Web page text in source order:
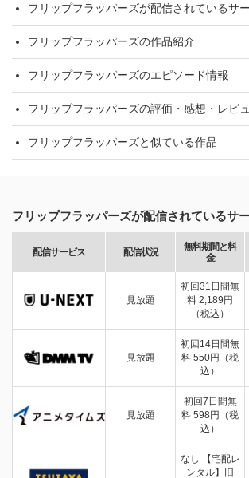
フリップフラッパーズが配信されているサ
フリップフラッパーズの作品紹介
フリップフラッパーズのエピソード情報
フリップフラッパーズの評価・感想・レビ
フリップフラッパーズと似ている作品
フリップフラッパーズが配信されているサ
配信サービス 配信状況
無料期間と料
金
見放題
初回31日間無
料 2,189円
（税込）
見放題
初回14日間無
料 550円（税
込）
見放題
初回7日間無
料 598円（税
込）
なし 【宅配レ
ンタル】旧